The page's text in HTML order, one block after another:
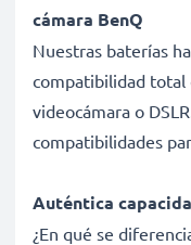
cámara BenQ
Nuestras baterías
compatibilidad total
videocámara o
compatibilidades
Auténtica
¿En qué se